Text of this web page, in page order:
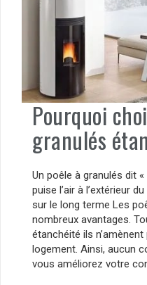
Pourquoi
granulés
Un poêle à granulés dit
puise l’air à l’extérieur
sur le long terme Les
nombreux avantages.
étanchéité ils
logement. Ainsi, aucun
vous améliorez votre